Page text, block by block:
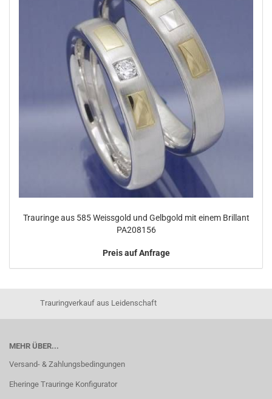
Trauringe aus 585 Weissgold und Gelbgold mit einem Brillant
PA208156
Preis auf Anfrage
Trauringverkauf aus Leidenschaft
MEHR ÜBER...
Versand- & Zahlungsbedingungen
Eheringe Trauringe Konfigurator